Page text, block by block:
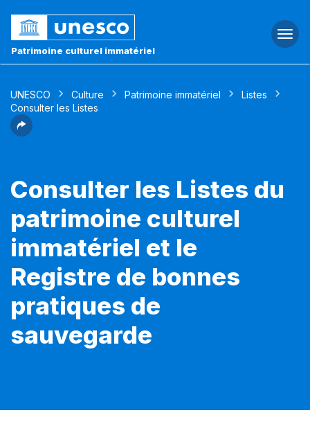
Patrimoine culturel immatériel
UNESCO Culture Patrimoine immatériel
Listes
Consulter les Listes
Consulter les Listes du
patrimoine culturel
immatériel et le
Registre de bonnes
pratiques de
sauvegarde